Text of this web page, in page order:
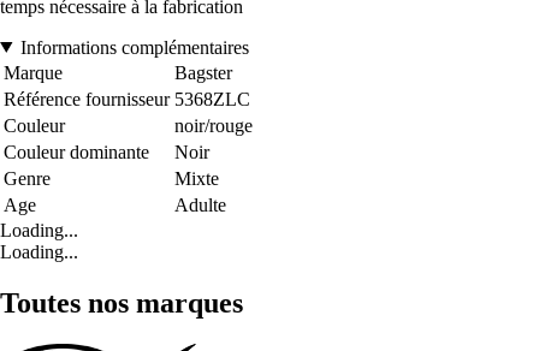
temps nécessaire à la fabrication
Informations complémentaires
Marque
Bagster
Référence fournisseur 5368ZLC
Couleur
noir/rouge
Couleur dominante
Noir
Genre
Mixte
Age
Adulte
Loading...
Loading...
Toutes nos marques